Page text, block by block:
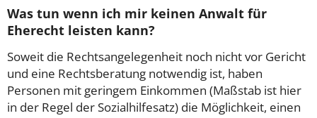
Was tun wenn ich mir keinen Anwalt für
Eherecht leisten kann?
Soweit die Rechtsangelegenheit noch nicht vor Gericht
und eine Rechtsberatung notwendig ist, haben
Personen mit geringem Einkommen (Maßstab ist hier
in der Regel der Sozialhilfesatz) die Möglichkeit, einen